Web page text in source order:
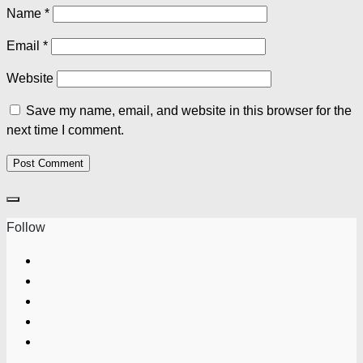
Name *
Email *
Website
Save my name, email, and website in this browser for the
next time I comment.
Follow